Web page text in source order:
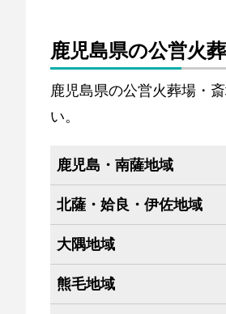
鹿児島県の公営火
鹿児島県の公営火葬場・
い。
鹿児島・南薩地域
北薩・姶良・伊佐地域
大隅地域
熊毛地域